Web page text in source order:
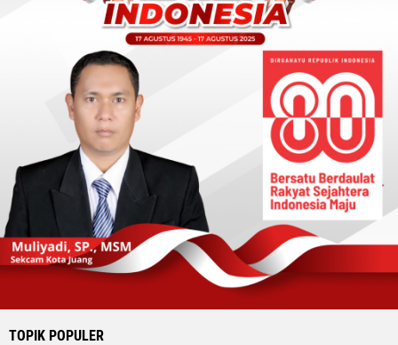
TOPIK POPULER